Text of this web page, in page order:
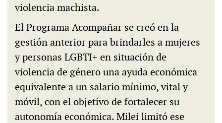
violencia machista.
El Programa Acompañar se creó en la
gestión anterior para brindarles a mujeres
y personas LGBTI+ en situación de
violencia de género una ayuda económica
equivalente a un salario mínimo, vital y
móvil, con el objetivo de fortalecer su
autonomía económica. Milei limitó ese